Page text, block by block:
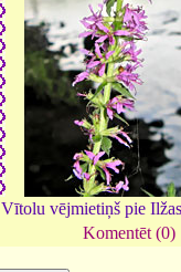
Vītolu vējmietiņš pie
Komentēt (0)